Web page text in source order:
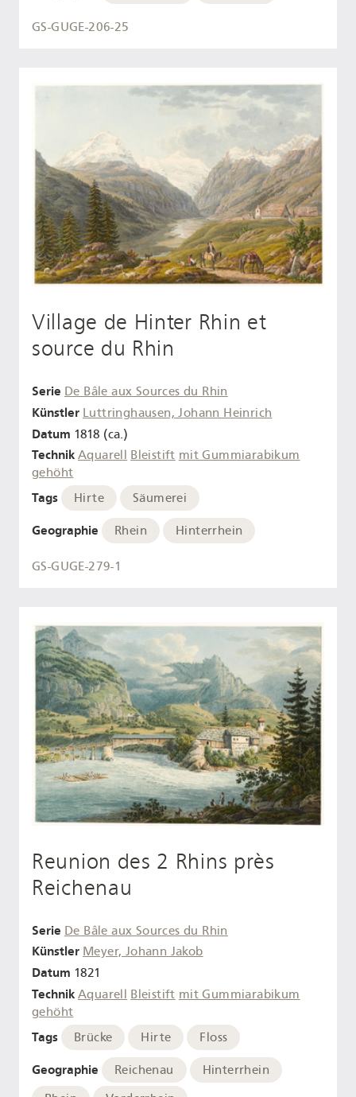
GS-GUGE-206-25
Village de Hinter Rhin et
source du Rhin
Serie De Bâle aux Sources du Rhin
Künstler Luttringhausen, Johann Heinrich
Datum 1818 (ca.)
Technik Aquarell Bleistift mit Gummiarabikum
gehöht
Tags Hirte Säumerei
Geographie Rhein Hinterrhein
GS-GUGE-279-1
Reunion des 2 Rhins près
Reichenau
Serie De Bâle aux Sources du Rhin
Künstler Meyer, Johann Jakob
Datum 1821
Technik Aquarell Bleistift mit Gummiarabikum
gehöht
Tags Brücke Hirte Floss
Geographie Reichenau
Hinterrhein